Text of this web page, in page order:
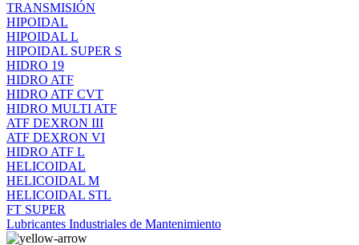
TRANSMISIÓN
HIPOIDAL
HIPOIDAL L
HIPOIDAL SUPER S
HIDRO 19
HIDRO ATF
HIDRO ATF CVT
HIDRO MULTI ATF
ATF DEXRON III
ATF DEXRON VI
HIDRO ATF L
HELICOIDAL
HELICOIDAL M
HELICOIDAL STL
FT SUPER
Lubricantes Industriales de Mantenimiento